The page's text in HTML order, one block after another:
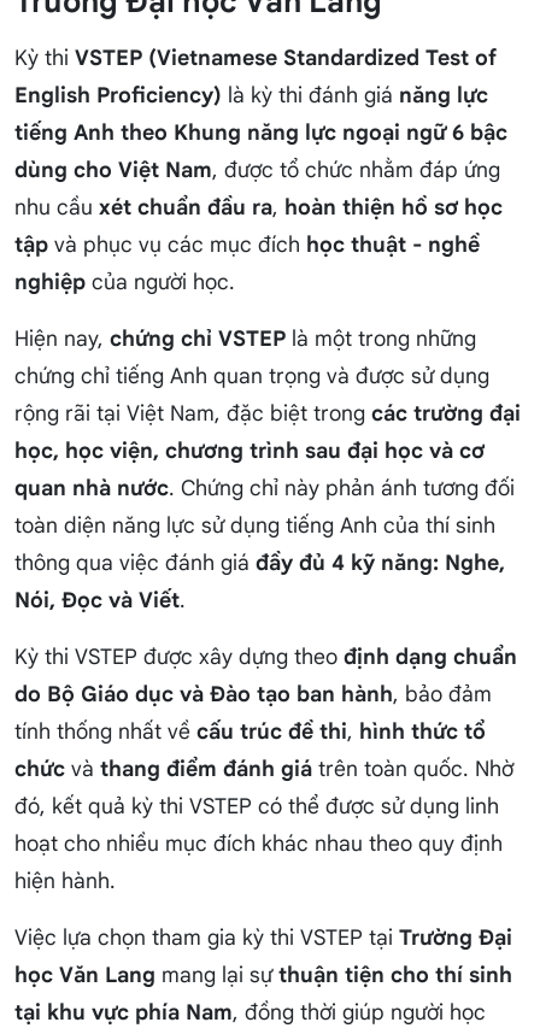
Kỳ thi VSTEP (Vietnamese Standardized Test of
English Proficiency) là kỳ thi đánh giá năng lực
tiếng Anh theo Khung năng lực ngoại ngữ 6 bậc
dùng cho Việt Nam, được tổ chức nhằm đáp ứng
nhu cầu xét chuẩn đầu ra, hoàn thiện hồ sơ học
tập và phục vụ các mục đích học thuật - nghề
nghiệp của người học.
Hiện nay, chứng chỉ VSTEP là một trong những
chứng chỉ tiếng Anh quan trọng và được sử dụng
rộng rãi tại Việt Nam, đặc biệt trong các trường đại
học, học viện, chương trình sau đại học và cơ
quan nhà nước. Chứng chỉ này phản ánh tương đối
toàn diện năng lực sử dụng tiếng Anh của thí sinh
thông qua việc đánh giá đầy đủ 4 kỹ năng: Nghe,
Nói, Đọc và Viết.
Kỳ thi VSTEP được xây dựng theo định dạng chuẩn
do Bộ Giáo dục và Đào tạo ban hành, bảo đảm
tính thống nhất về cấu trúc đề thi, hình thức tổ
chức và thang điểm đánh giá trên toàn quốc. Nhờ
đó, kết quả kỳ thi VSTEP có thể được sử dụng linh
hoạt cho nhiều mục đích khác nhau theo quy định
hiện hành.
Việc lựa chọn tham gia kỳ thi VSTEP tại Trường Đại
học Văn Lang mang lại sựthuận tiện cho thí sinh
tại khu vực phía Nam, đồng thời giúp người học